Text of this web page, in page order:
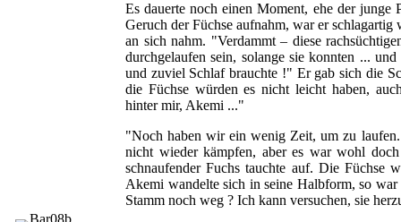
Es dauerte noch einen Moment, ehe der junge
Geruch der Füchse aufnahm, war er
an sich nahm. "Verdammt – diese
durchgelaufen sein, solange sie konnten ...
und zuviel Schlaf brauchte !" Er gab sich die
die Füchse würden es nicht leicht haben,
hinter mir, Akemi ..."
"Noch haben wir ein wenig Zeit, um zu
nicht wieder kämpfen, aber es war wohl
schnaufender Fuchs tauchte auf. Die Füchse
Akemi wandelte sich in seine Halbform, so
Stamm noch weg ? Ich kann versuchen, sie